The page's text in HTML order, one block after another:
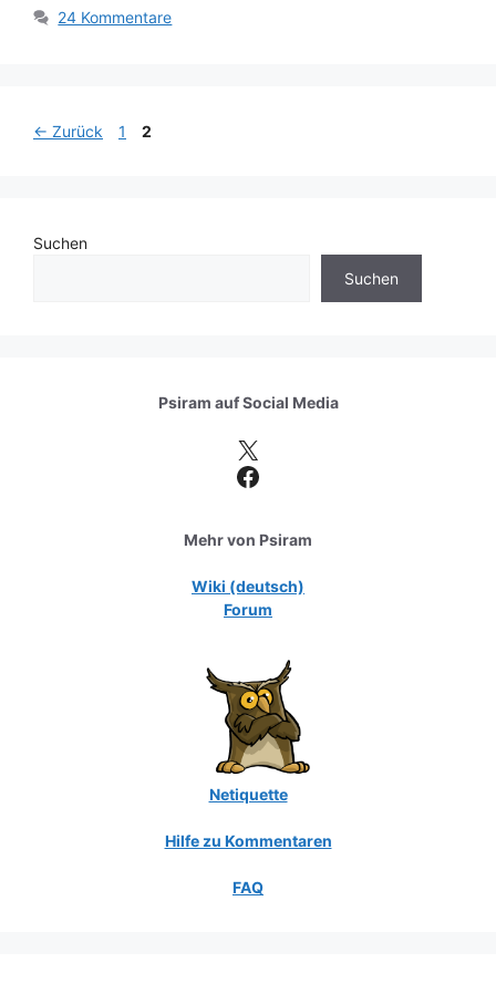
24 Kommentare
← Zurück Seite
1 Seite
2
Suchen
Suchen
Psiram aufSocial Media
X
Facebook
Mehr von Psiram
Wiki (deutsch)
Forum
Netiquette
Hilfe zu Kommentaren
FAQ